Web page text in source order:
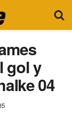
gol y
04